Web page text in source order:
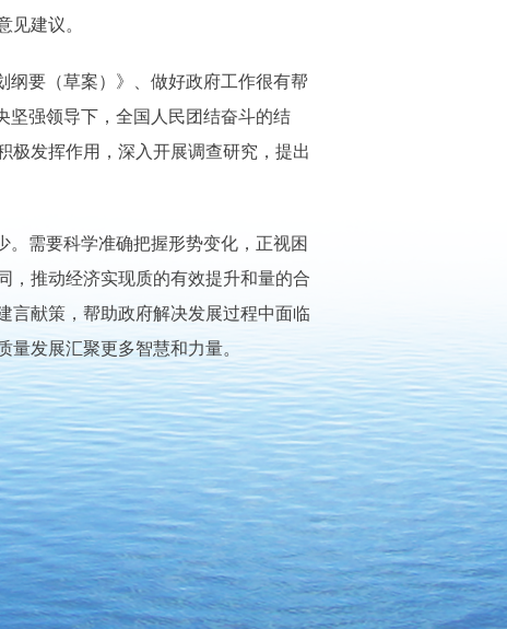
见建议。
纲要（草案）》、做好政府工作很有帮
坚强领导下，全国人民团结奋斗的结
极发挥作用，深入开展调查研究，提出
需要科学准确把握形势变化，正视困
，推动经济实现质的有效提升和量的合
言献策，帮助政府解决发展过程中面临
发展汇聚更多智慧和力量。